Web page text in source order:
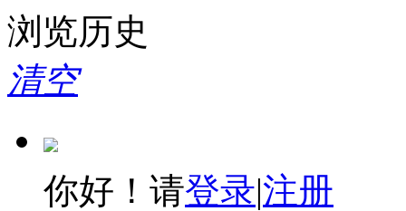
浏览历史
清空
你好！请登录|注册